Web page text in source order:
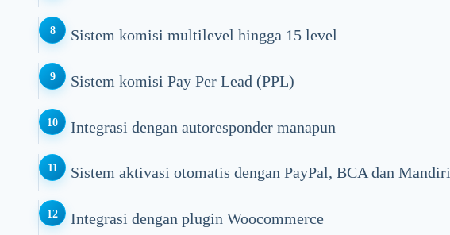
Sistem komisi multilevel hingga 15 level
Sistem komisi Pay Per Lead (PPL)
Integrasi dengan autoresponder manapun
Sistem aktivasi otomatis dengan PayPal, BCA dan Mandiri
Integrasi dengan plugin Woocommerce